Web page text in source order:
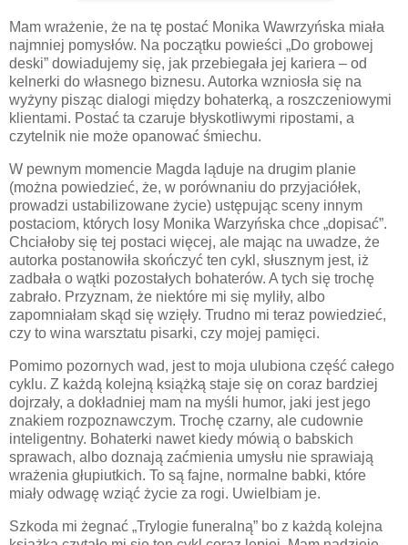
Mam wrażenie, że na tę postać Monika Wawrzyńska miała
najmniej pomysłów. Na początku powieści „Do grobowej
deski” dowiadujemy się, jak przebiegała jej kariera – od
kelnerki do własnego biznesu. Autorka wzniosła się na
wyżyny pisząc dialogi między bohaterką, a roszczeniowymi
klientami. Postać ta czaruje błyskotliwymi ripostami, a
czytelnik nie może opanować śmiechu.
W pewnym momencie Magda ląduje na drugim planie
(można powiedzieć, że, w porównaniu do przyjaciółek,
prowadzi ustabilizowane życie) ustępując sceny innym
postaciom, których losy Monika Warzyńska chce „dopisać”.
Chciałoby się tej postaci więcej, ale mając na uwadze, że
autorka postanowiła skończyć ten cykl, słusznym jest, iż
zadbała o wątki pozostałych bohaterów. A tych się trochę
zabrało. Przyznam, że niektóre mi się myliły, albo
zapomniałam skąd się wzięły. Trudno mi teraz powiedzieć,
czy to wina warsztatu pisarki, czy mojej pamięci.
Pomimo pozornych wad, jest to moja ulubiona część całego
cyklu. Z każdą kolejną książką staje się on coraz bardziej
dojrzały, a dokładniej mam na myśli humor, jaki jest jego
znakiem rozpoznawczym. Trochę czarny, ale cudownie
inteligentny. Bohaterki nawet kiedy mówią o babskich
sprawach, albo doznają zaćmienia umysłu nie sprawiają
wrażenia głupiutkich. To są fajne, normalne babki, które
miały odwagę wziąć życie za rogi. Uwielbiam je.
Szkoda mi żegnać „Trylogie funeralną” bo z każdą kolejna